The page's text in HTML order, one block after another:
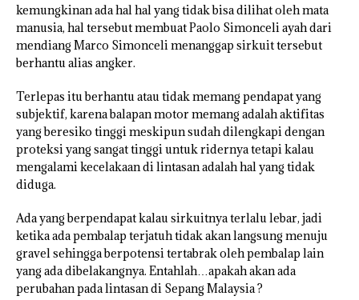
kemungkinan ada hal hal yang tidak bisa dilihat oleh mata
manusia, hal tersebut membuat Paolo Simonceli ayah dari
mendiang Marco Simonceli menanggap sirkuit tersebut
berhantu alias angker.
Terlepas itu berhantu atau tidak memang pendapat yang
subjektif, karena balapan motor memang adalah aktifitas
yang beresiko tinggi meskipun sudah dilengkapi dengan
proteksi yang sangat tinggi untuk ridernya tetapi kalau
mengalami kecelakaan di lintasan adalah hal yang tidak
diduga.
Ada yang berpendapat kalau sirkuitnya terlalu lebar, jadi
ketika ada pembalap terjatuh tidak akan langsung menuju
gravel sehingga berpotensi tertabrak oleh pembalap lain
yang ada dibelakangnya. Entahlah…apakah akan ada
perubahan pada lintasan di Sepang Malaysia ?